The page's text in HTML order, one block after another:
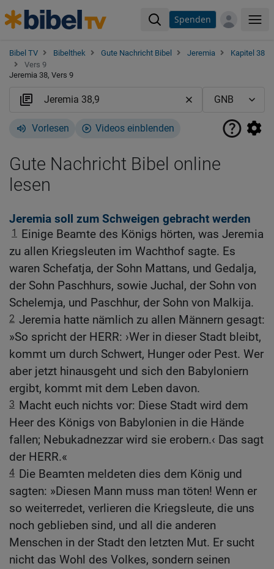
Spenden
Bibel TV Bibelthek Gute Nachricht Bibel Jeremia
Kapitel 38
Vers 9
Jeremia 38, Vers 9
Vorlesen Videos einblenden
Gute Nachricht Bibel online
lesen
Jeremia soll zum Schweigen gebracht werden
1
Einige Beamte des Königs hörten, was Jeremia
zu allen Kriegsleuten im Wachthof sagte. Es
waren Schefatja, der Sohn Mattans, und Gedalja,
der Sohn Paschhurs, sowie Juchal, der Sohn von
Schelemja, und Paschhur, der Sohn von Malkija.
2 Jeremia hatte nämlich zu allen Männern gesagt:
»So spricht der HERR: ›Wer in dieser Stadt bleibt,
kommt um durch Schwert, Hunger oder Pest. Wer
aber jetzt hinausgeht und sich den Babyloniern
ergibt, kommt mit dem Leben davon.
3 Macht euch nichts vor: Diese Stadt wird dem
Heer des Königs von Babylonien in die Hände
fallen; Nebukadnezzar wird sie erobern.‹ Das sagt
der HERR.«
4 Die Beamten meldeten dies dem König und
sagten: »Diesen Mann muss man töten! Wenn er
so weiterredet, verlieren die Kriegsleute, die uns
noch geblieben sind, und all die anderen
Menschen in der Stadt den letzten Mut. Er sucht
nicht das Wohl des Volkes, sondern seinen